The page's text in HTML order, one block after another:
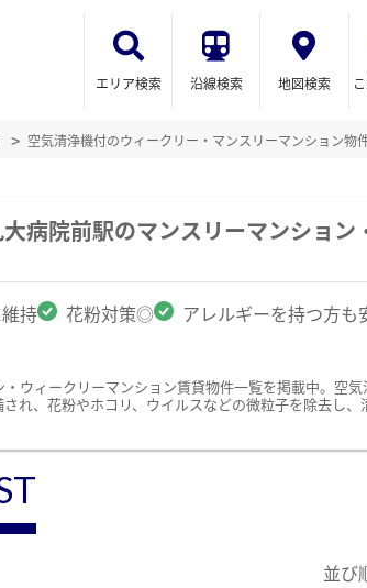
エリア検索 沿線検索 地図検索
空気清浄機付のウィークリー・マンスリーマンション物
病院前駅のマンスリーマンショ
持 花粉対策◎ アレルギーを持つ方も
ウィークリーマンション賃貸物件一覧を掲載中。空
れ、花粉やホコリ、ウイルスなどの微粒子を除去し
並び